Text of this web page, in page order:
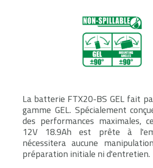
La batterie FTX20-BS GEL fait
gamme GEL. Spécialement
des performances maximales,
12V 18.9Ah est prête à
nécessitera aucune
préparation initiale ni d'entretien.